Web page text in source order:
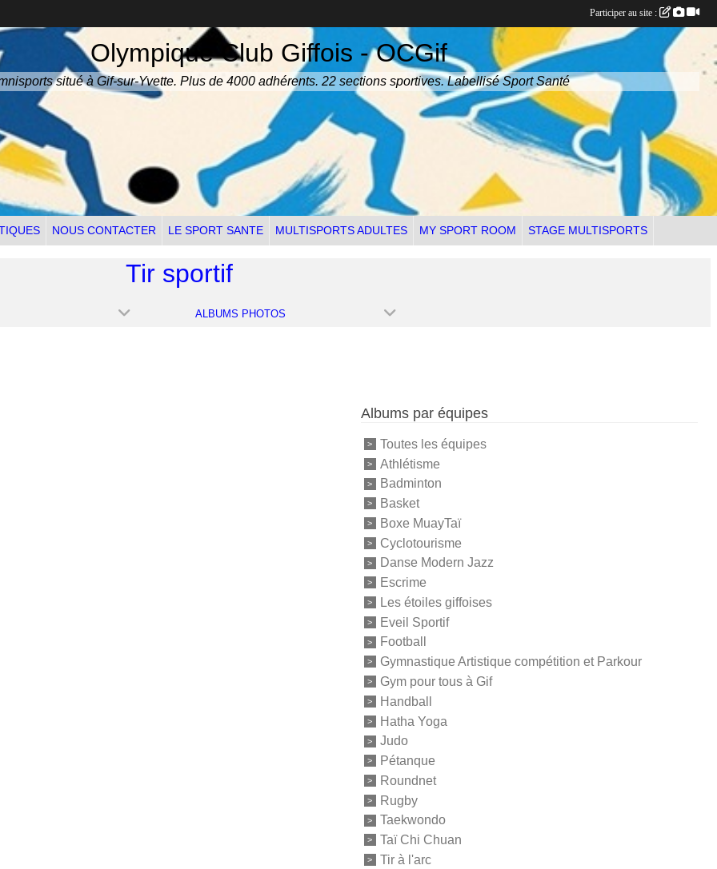
Olympique Club Giffois - OCGif
situé à Gif-sur-Yvette. Plus de 4000 adhérents. 22 sections sportives. Labellisé Sport Santé
NOUS CONTACTER LE SPORT SANTE MULTISPORTS ADULTES MY SPORT ROOM STAGE MULTISPORTS
Tir sportif
ALBUMS PHOTOS
Albums par équipes
Toutes les équipes
Athlétisme
Badminton
Basket
Boxe MuayTaï
Cyclotourisme
Danse Modern Jazz
Escrime
Les étoiles giffoises
Eveil Sportif
Football
Gymnastique Artistique compétition et Parkour
Gym pour tous à Gif
Handball
Hatha Yoga
Judo
Pétanque
Roundnet
Rugby
Taekwondo
Taï Chi Chuan
Tir à l'arc
Participer au site :